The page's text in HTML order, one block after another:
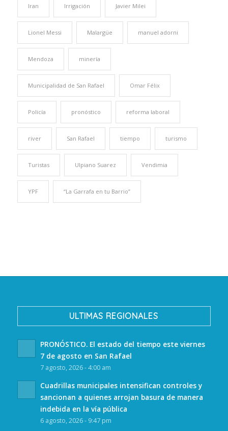
Iran Irrigación Javier Milei
Lionel Messi Malargüe manuel adorni
Mendoza minería
Municipalidad de San Rafael Omar Félix
Policía pronóstico reforma laboral
river San Rafael tiempo turismo
Turistas Ulpiano Suarez Vendimia
YPF “La Garrafa en tu Barrio”
ULTIMAS REGIONALES
PRONÓSTICO. El estado del tiempo este viernes
7 de agosto en San Rafael
7 agosto, 2026 - 4:00 am
Cuadrillas municipales intensifican controles y
sancionan a quienes arrojan basura de manera
indebida en la vía pública
6 agosto, 2026 - 9:47 pm